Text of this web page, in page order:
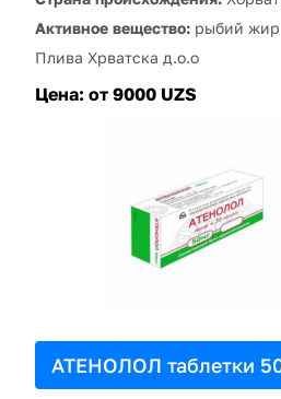
Активное вещество: рыбий жир
Плива Хрватска д.о.о
Цена: от 9000 UZS
АТЕНОЛОЛ таблетки